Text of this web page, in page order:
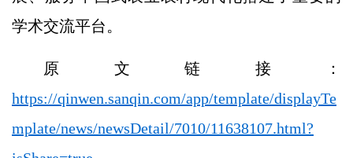
学术交流平台。
原文链接：
https://qinwen.sanqin.com/app/template/displayTe
mplate/news/newsDetail/7010/11638107.html?